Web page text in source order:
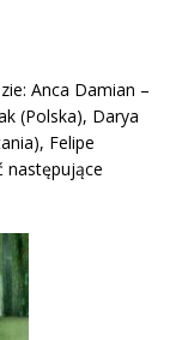
Anca Damian –
(Polska), Darya
Felipe
następujące